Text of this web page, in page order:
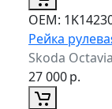
ОЕМ:
Рейка
Skoda
27 000р.